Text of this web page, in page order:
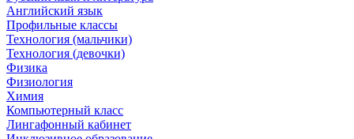
Английский язык
Профильные классы
Технология (мальчики)
Технология (девочки)
Физика
Физиология
Химия
Компьютерный класс
Лингафонный кабинет